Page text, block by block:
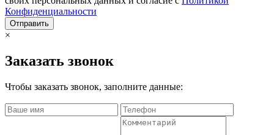
Конфиденциальности
Отправить
×
Заказать звонок
Чтобы заказать звонок, заполните данные: